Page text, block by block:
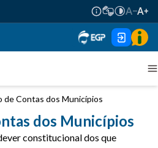
de Contas dos Municípios
dos Municípios
constitucional dos que